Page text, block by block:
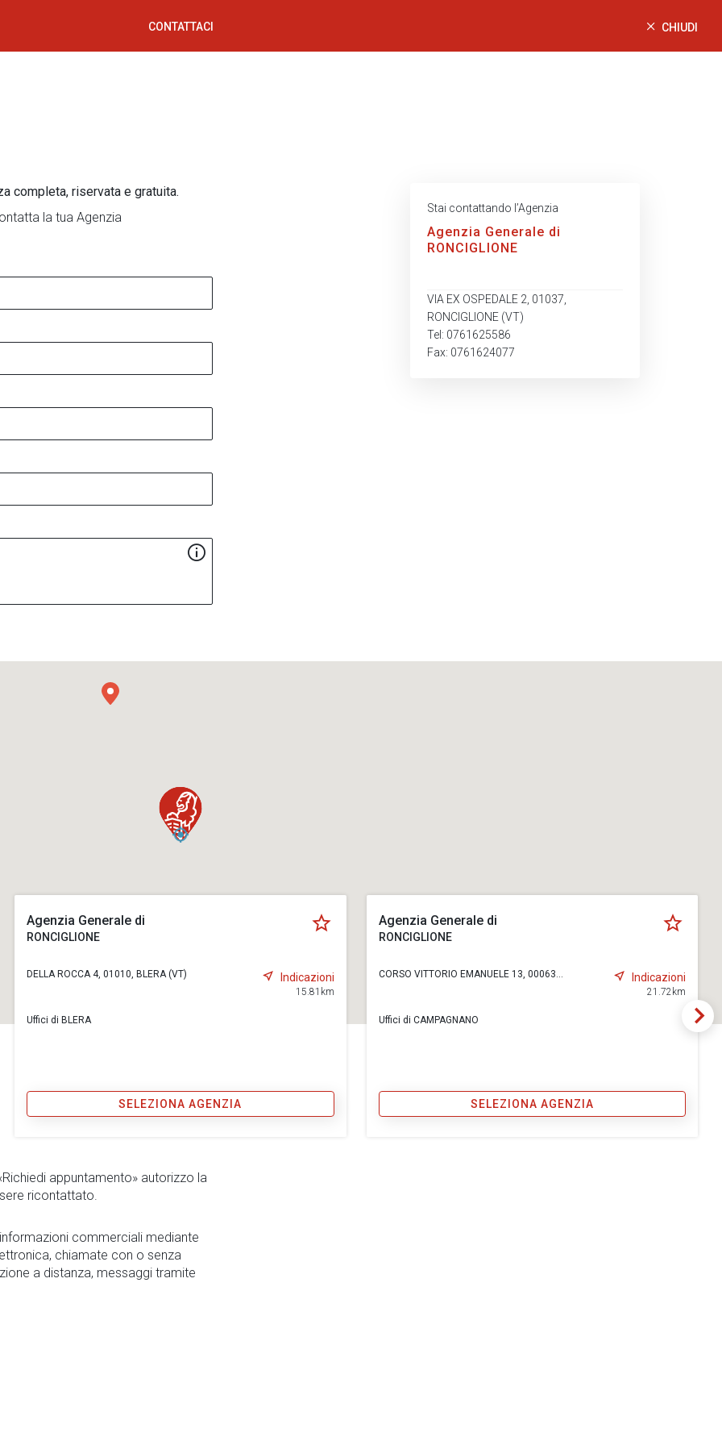
CONTATTACI CHIUDI
completa, riservata e gratuita.
la tua Agenzia
Stai contattando l’Agenzia
Agenzia Generale di
RONCIGLIONE
VIA EX OSPEDALE 2, 01037,
RONCIGLIONE (VT)
Tel: 0761625586
Fax: 0761624077
Agenzia Generale di
RONCIGLIONE
DELLA ROCCA 4, 01010, BLERA (VT) Indicazioni
15.81km
Uffici di BLERA
SELEZIONA AGENZIA
Agenzia Generale di
RONCIGLIONE
CORSO VITTORIO EMANUELE 13, 00063... Indicazioni
21.72km
Uffici di CAMPAGNANO
SELEZIONA AGENZIA
appuntamento» autorizzo la
ricontattato.
commerciali mediante
chiamate con o senza
a distanza, messaggi tramite